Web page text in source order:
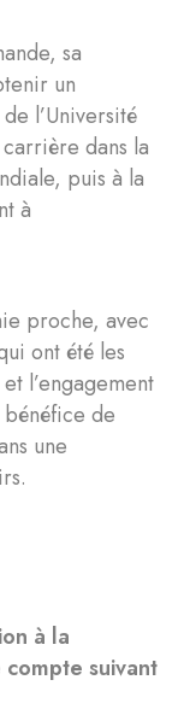
sa
un
l’Université
dans la
puis à la
à
proche, avec
ont été les
l’engagement
de
une
à la
compte suivant